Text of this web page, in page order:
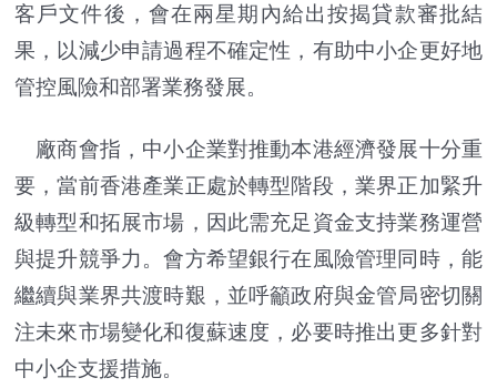
客戶文件後，會在兩星期內給出按揭貸款審批結
果，以減少申請過程不確定性，有助中小企更好地
管控風險和部署業務發展。
廠商會指，中小企業對推動本港經濟發展十分重
要，當前香港產業正處於轉型階段，業界正加緊升
級轉型和拓展市場，因此需充足資金支持業務運營
與提升競爭力。會方希望銀行在風險管理同時，能
繼續與業界共渡時艱，並呼籲政府與金管局密切關
注未來市場變化和復蘇速度，必要時推出更多針對
中小企支援措施。